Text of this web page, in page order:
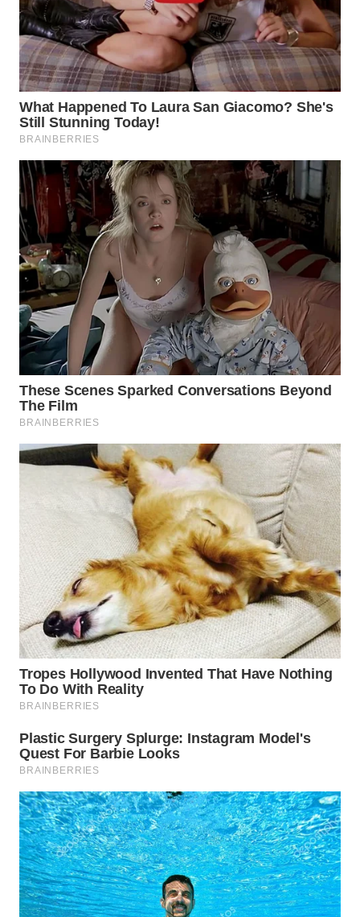
WN
PRIANGAN
TIMUR
WN
SEMARANG
WN
SOLO
WN
BOROBUDUR
WN
MADURA
WN
SURABAYA
WN
NATUNA
WN
MANDALIKA
WN
LIKUPANG
WN
LABUANBAJO
WN
BORNEO
Wahana
Media
WAHANA
NEWS
WAHANA
TANI